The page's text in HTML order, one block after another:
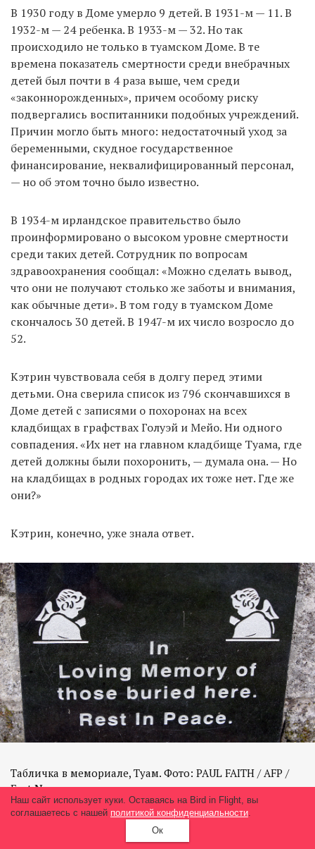
В 1930 году в Доме умерло 9 детей. В 1931-м — 11. В
1932-м — 24 ребенка. В 1933-м — 32. Но так
происходило не только в туамском Доме. В те
времена показатель смертности среди внебрачных
детей был почти в 4 раза выше, чем среди
«законнорожденных», причем особому риску
подвергались воспитанники подобных учреждений.
Причин могло быть много: недостаточный уход за
беременными, скудное государственное
финансирование, неквалифицированный персонал,
— но об этом точно было известно.
В 1934-м ирландское правительство было
проинформировано о высоком уровне смертности
среди таких детей. Сотрудник по вопросам
здравоохранения сообщал: «Можно сделать вывод,
что они не получают столько же заботы и внимания,
как обычные дети». В том году в туамском Доме
скончалось 30 детей. В 1947-м их число возросло до
52.
Кэтрин чувствовала себя в долгу перед этими
детьми. Она сверила список из 796 скончавшихся в
Доме детей с записями о похоронах на всех
кладбищах в графствах Голуэй и Мейо. Ни одного
совпадения. «Их нет на главном кладбище Туама, где
детей должны были похоронить, — думала она. — Но
на кладбищах в родных городах их тоже нет. Где же
они?»
Кэтрин, конечно, уже знала ответ.
Табличка в мемориале, Туам. Фото: PAUL FAITH / AFP /
East News
Наш сайт использует куки. Оставаясь на Bird in Flight, вы
соглашаетесь с нашей политикой конфиденциальности.
Ок